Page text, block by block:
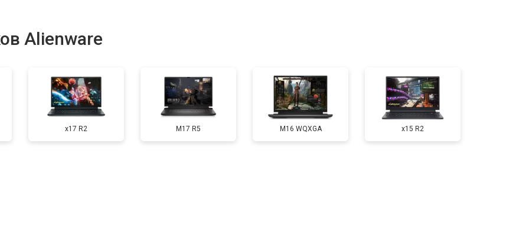
от 60 мин от 3300 ₽ Заказать
от 110 мин от 3800 ₽ Заказать
Alienware
x17 R2 M17 R5 M16 WQXGA x15 R2